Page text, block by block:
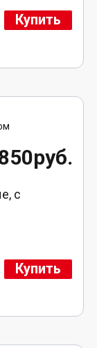
Купить
с
Купить